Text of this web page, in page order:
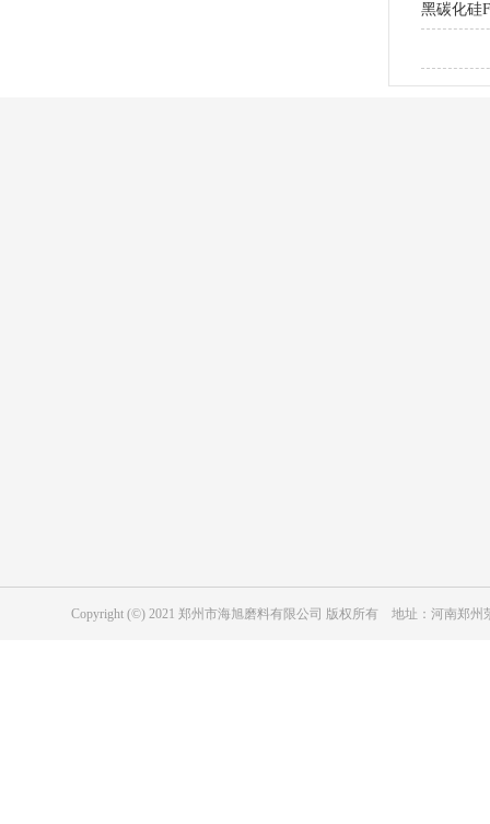
黑碳化硅
研磨
Copyright (©) 2021 郑州市海旭磨料有限公司 版权所有 地址：河南郑